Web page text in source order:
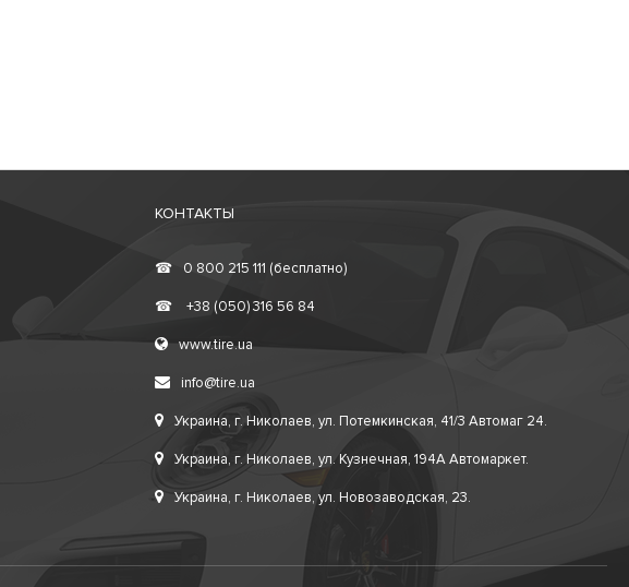
КОНТАКТЫ
☎ 0 800 215 111 (бесплатно)
☎ +38 (050) 316 56 84
www.tire.ua
info@tire.ua
Украина, г. Николаев, ул. Потемкинская, 41/3 Автомаг 24.
Украина, г. Николаев, ул. Кузнечная, 194А Автомаркет.
Украина, г. Николаев, ул. Новозаводская, 23.